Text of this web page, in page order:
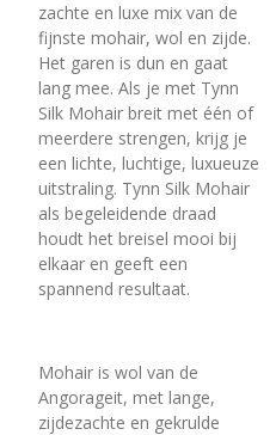
zachte en luxe mix van de
fijnste mohair, wol en zijde.
Het garen is dun en gaat
lang mee. Als je met Tynn
Silk Mohair breit met één of
meerdere strengen, krijg je
een lichte, luchtige, luxueuze
uitstraling. Tynn Silk Mohair
als begeleidende draad
houdt het breisel mooi bij
elkaar en geeft een
spannend resultaat.
Mohair is wol van de
Angorageit, met lange,
zijdezachte en gekrulde